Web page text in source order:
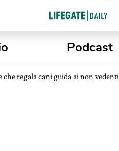
Podcast
regala cani guida ai non vedenti